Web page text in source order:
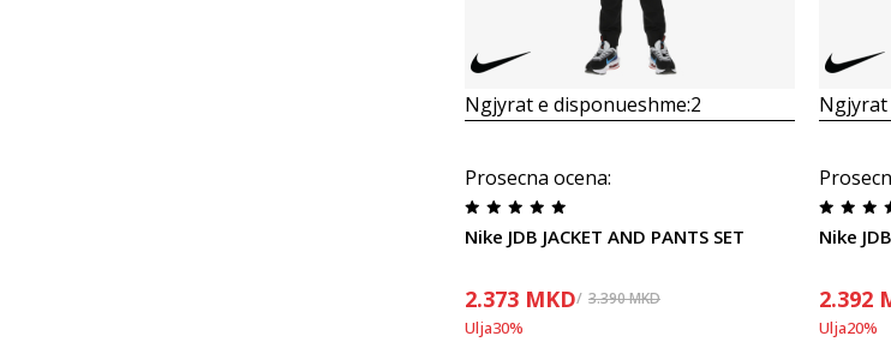
Ngjyrat e disponueshme:2
Prosecna ocena:
Nike JDB JACKET AND PANTS SET
2.373 MKD 3.390MKD
Ulja30%
Ngjyrat
Nike
2.392
Ulja20%